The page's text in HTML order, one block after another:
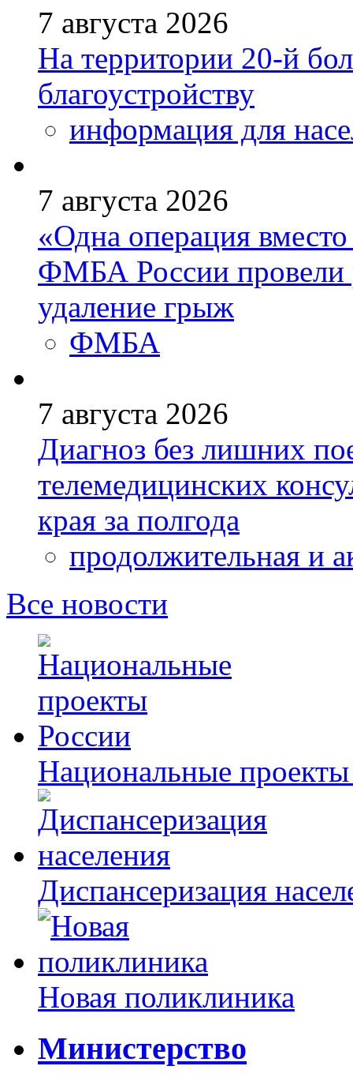
7 августа 2026
На территории 20-й
благоустройству
информация для
7 августа 2026
«Одна операция
ФМБА России провели
удаление грыж
ФМБА
7 августа 2026
Диагноз без лишних
телемедицинских
края за полгода
продолжительная и
Все новости
Национальные
Диспансеризация
Новая поликлиника
Министерство